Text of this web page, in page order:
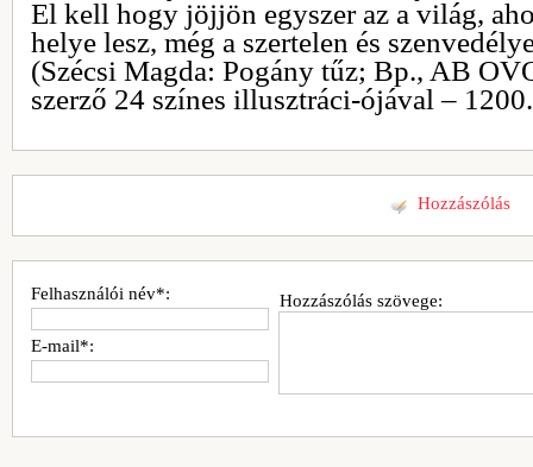
El kell hogy jöjjön egyszer az a világ,
helye lesz, még a szertelen és
(Szécsi Magda: Pogány tűz; Bp., AB
szerző 24 színes illusztráci-ójával –
Hozzászólás
Hozzászólás szövege:
Felhasználói név*:
E-mail*: